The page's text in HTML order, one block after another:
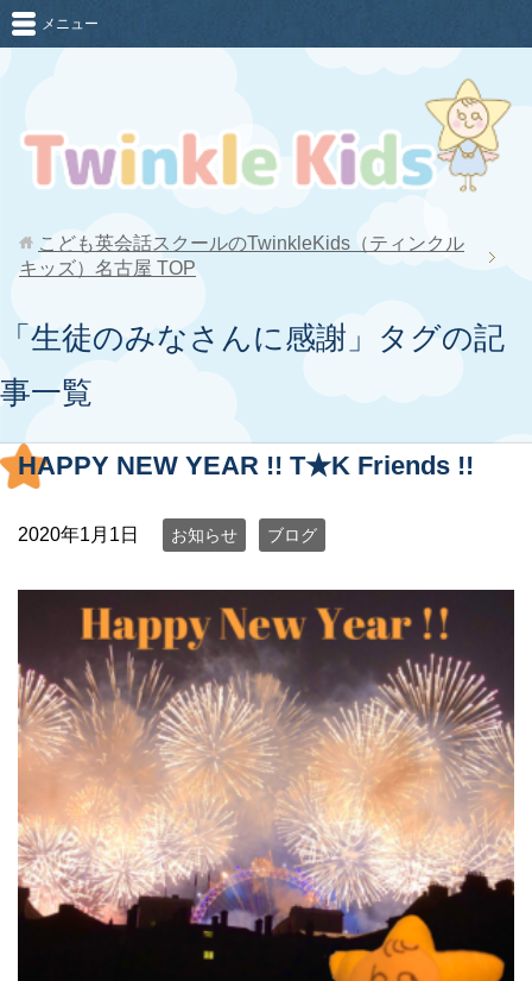
メニュー
こども英会話スクールのTwinkleKids（ティンクル
キッズ）名古屋 TOP
「生徒のみなさんに感謝」タグの記
事一覧
HAPPY NEW YEAR !! T★K Friends !!
2020年1月1日 お知らせ ブログ